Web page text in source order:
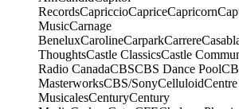
RecordsCapriccioCapriceCapricorn
MusicCarnage
BeneluxCarolineCarparkCarrere
ThoughtsCastle ClassicsCastle
Radio CanadaCBSCBS Dance Pool
MasterworksCBS/SonyCelluloid
MusicalesCenturyCentury